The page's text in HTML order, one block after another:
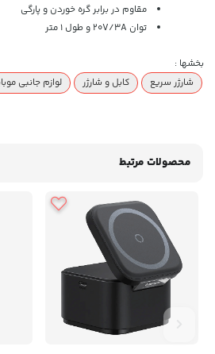
مقاوم در برابر گره خوردن و پارگی
توان 20V/3A و طول 1 متر
بخشها :
شارژر سریع
کابل و شارژر لوازم جانبی
محصولات مرتبط